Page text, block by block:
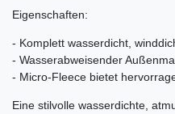
Eigenschaften:
- Komplett wasserdicht,
- Wasserabweisender
- Micro-Fleece bietet
Eine stilvolle wasserdichte,